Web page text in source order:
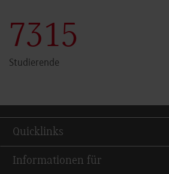
7340
Studierende
Quicklinks
Informationen für